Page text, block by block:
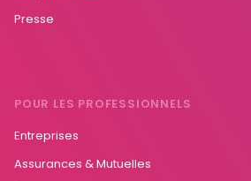
Presse
POUR LES PROFESSIONNELS
Entreprises
Assurances & Mutuelles